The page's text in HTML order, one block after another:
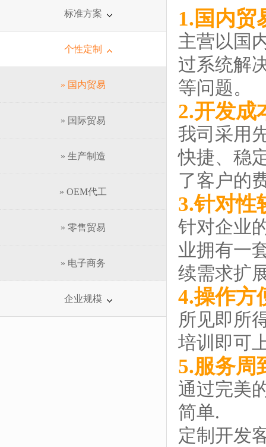
标准方案
个性定制
» 国内贸易
» 国际贸易
» 生产制造
» OEM代工
» 零售贸易
» 电子商务
企业规模
1.国内贸
主营以国
过系统解
等问题。
2.开发成
我司采用
快捷、稳
了客户的
3.针对性
针对企业
业拥有一
续需求扩
4.操作方
所见即所
培训即可
5.服务周
通过完美
简单.
定制开发